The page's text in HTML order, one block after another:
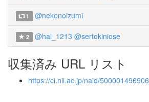
1 @nekonoizumi
2 @hal_1213 @sertokiniose
収集済み URL リスト
https://ci.nii.ac.jp/naid/500001496906